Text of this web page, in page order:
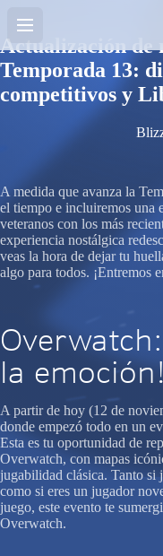
Actualización de
Temporada 13:
competitivos y
A medida que avanza la
el tiempo e incluiremos una
veteranos con los más
experiencia nostálgica
veas la hora de dejar tu
algo para todos. ¡Entremos
la
A partir de hoy (12 de
donde empezó todo en un
Esta es tu oportunidad de
Overwatch, con mapas
jugabilidad clásica. Tanto si
como si eres un jugador
juego, este evento te
Overwatch.